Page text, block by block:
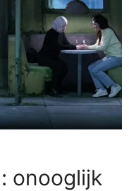
onooglijk